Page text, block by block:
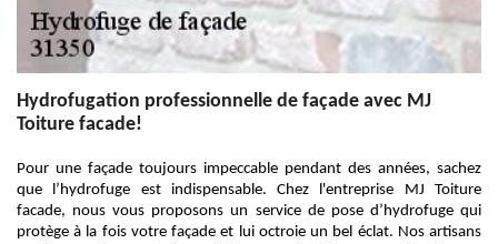
Hydrofugation professionnelle de façade avec MJ
Toiture facade!
Pour une façade toujours impeccable pendant des années, sachez
que l’hydrofuge est indispensable. Chez l'entreprise MJ Toiture
facade, nous vous proposons un service de pose d’hydrofuge qui
protège à la fois votre façade et lui octroie un bel éclat. Nos artisans